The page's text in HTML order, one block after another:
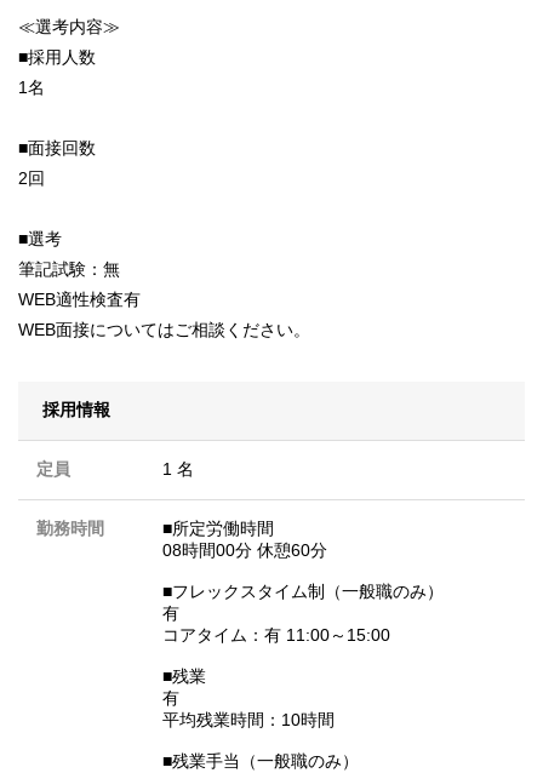
≪選考内容≫
■採用人数
1名
■面接回数
2回
■選考
筆記試験：無
WEB適性検査有
WEB面接についてはご相談ください。
採用情報
定員 1 名
勤務時間
■所定労働時間
08時間00分 休憩60分
■フレックスタイム制（一般職のみ）
有
コアタイム：有 11:00～15:00
■残業
有
平均残業時間：10時間
■残業手当（一般職のみ）